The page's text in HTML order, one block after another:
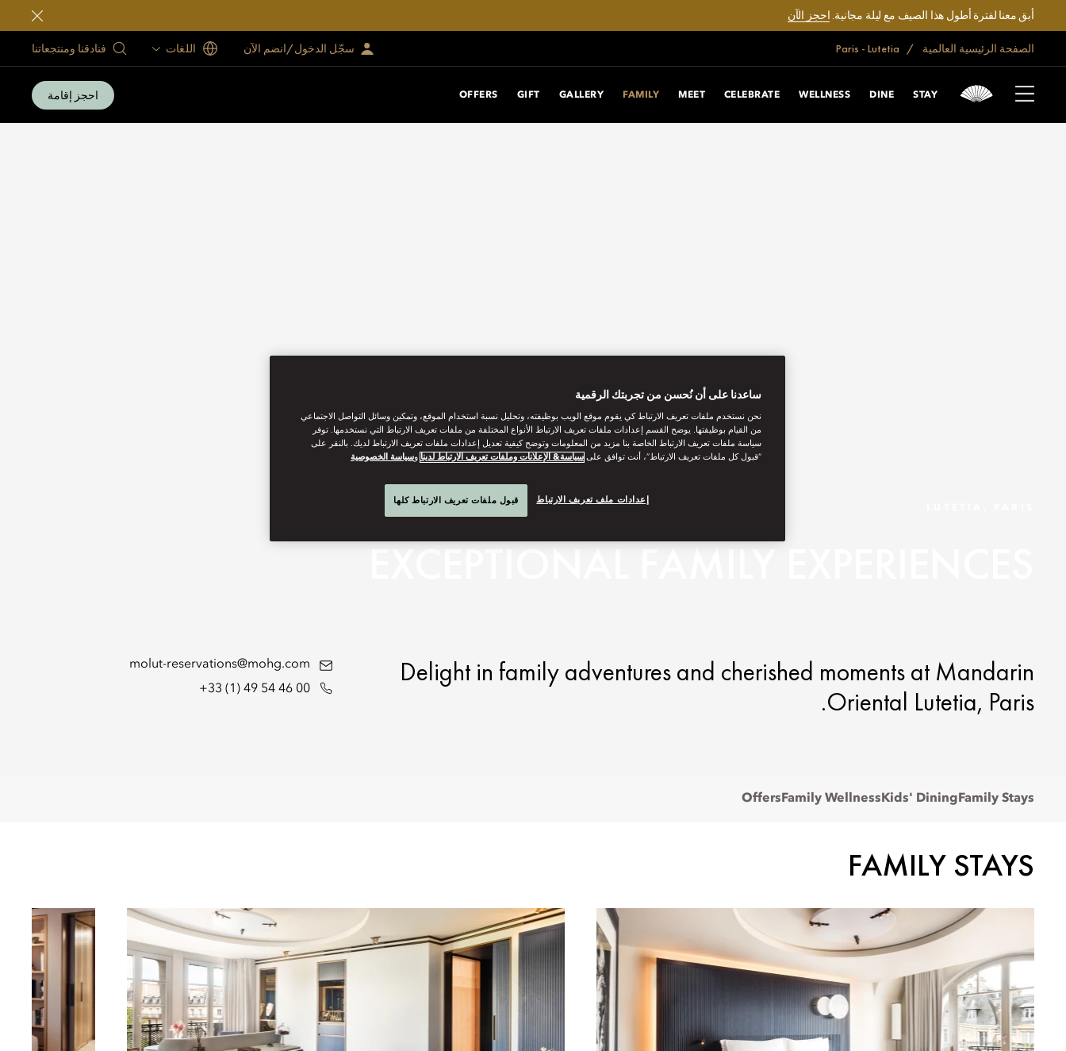
أبق معنا لفترة أطول هذا الصيف مع ليلة مجانية.احجز الآن
الصفحة الرئيسية العالمية سجّل الدخول/انضم الآن اللغات فنادقنا ومنتجعاتنا
STAY
DINE
WELLNESS
CELEBRATE
MEET
FAMILY
GALLERY
GIFT
OFFERS احجز إقامة
EXCEPTIONAL FAMILY EXPERIENCES
Delight in family adventures and cherished moments at Mandarin
Oriental Lutetia, Paris.
molut-reservations@mohg.com
+33 (1) 49 54 46 00
Family Stays
Kids' Dining
Family Wellness
Offers
FAMILY STAYS
ساعدنا على أن نُحسن من تجربتك الرقمية
نحن نستخدم ملفات تعريف الارتباط كي يقوم موقع الويب بوظيفته، وتحليل نسبة استخدام الموقع، وتمكين وسائل التواصل الاجتماعي
من القيام بوظيفتها. يوضح القسم إعدادات ملفات تعريف الارتباط الأنواع المختلفة من ملفات تعريف الارتباط التي نستخدمها. توفر
سياسة ملفات تعريف الارتباط الخاصة بنا مزيد من المعلومات وتوضح كيفية تعديل إعدادات ملفات تعريف الارتباط لديك. بالنقر على
“قبول كل ملفات تعريف الارتباط”، أنت توافق على سياسة& الإعلانات وملفات تعريف الارتباط لدينا وسياسة الخصوصية
إعدادات ملف تعريف الارتباط قبول ملفات تعريف الارتباط كلها